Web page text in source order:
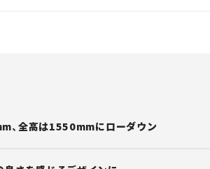
、全高は1550mmにローダウン